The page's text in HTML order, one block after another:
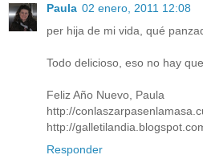
Paula 02 enero, 2011 12:08
per hija de mi vida, qué
Todo delicioso, eso no hay
Feliz Año Nuevo, Paula
http://
http://
Responder